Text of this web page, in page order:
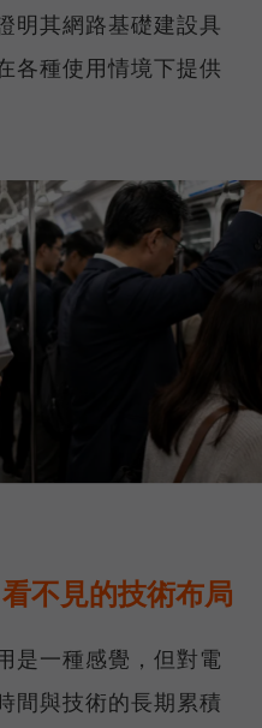
明其網路基礎建設具
各種使用情境下提供
不見的技術布局
是一種感覺，但對電
間與技術的長期累積